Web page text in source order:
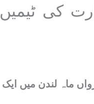
کی ٹیمیں
ماہ لندن میں ایک